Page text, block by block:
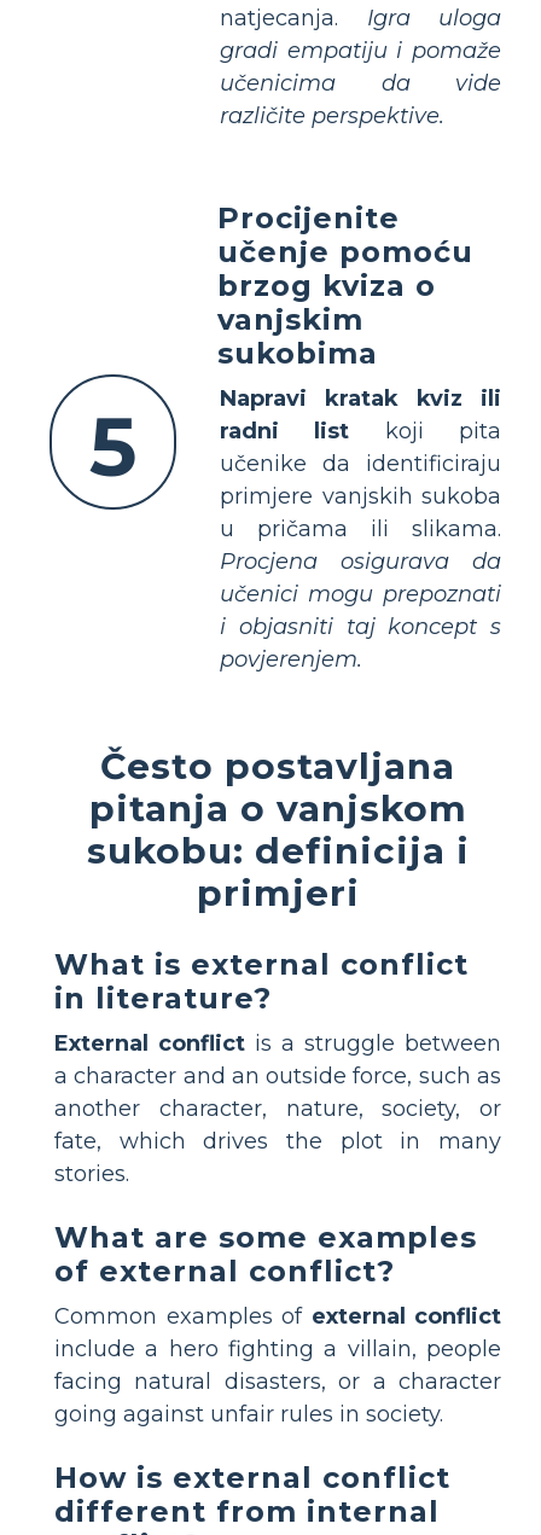
natjecanja. Igra uloga
gradi empatiju i pomaže
učenicima da vide
različite perspektive.
5
Procijenite
učenje pomoću
brzog kviza o
vanjskim
sukobima
Napravi kratak kviz ili
radni list koji pita
učenike da identificiraju
primjere vanjskih sukoba
u pričama ili slikama.
Procjena osigurava da
učenici mogu prepoznati
i objasniti taj koncept s
povjerenjem.
Često postavljana
pitanja o vanjskom
sukobu: definicija i
primjeri
What is external conflict
in literature?
External conflict is a struggle between
a character and an outside force, such as
another character, nature, society, or
fate, which drives the plot in many
stories.
What are some examples
of external conflict?
Common examples of external conflict
include a hero fighting a villain, people
facing natural disasters, or a character
going against unfair rules in society.
How is external conflict
different from internal